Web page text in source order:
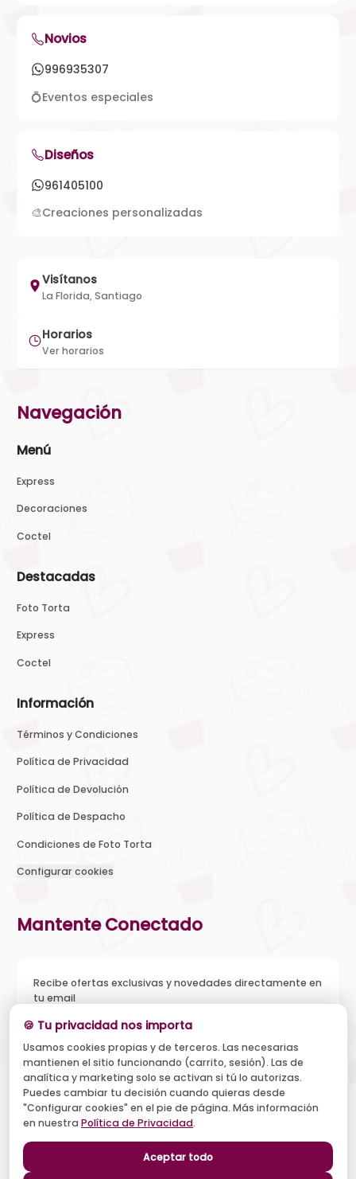
Novios
996935307
💍Eventos especiales
Diseños
961405100
🎨Creaciones personalizadas
Visítanos
La Florida, Santiago
Horarios
Ver horarios
Navegación
Menú
Express
Decoraciones
Coctel
Destacadas
Foto Torta
Express
Coctel
Información
Términos y Condiciones
Política de Privacidad
Política de Devolución
Política de Despacho
Condiciones de Foto Torta
Configurar cookies
Mantente Conectado
Recibe ofertas exclusivas y novedades directamente en
tu email
Acepto recibir novedades y ofertas, y el tratamiento de mi
email según la Política de Privacidad . Puedo darme de baja
cuando quiera.
Suscribirse
🍪 Tu privacidad nos importa
Usamos cookies propias y de terceros. Las necesarias
mantienen el sitio funcionando (carrito, sesión). Las de
analítica y marketing solo se activan si tú lo autorizas.
Puedes cambiar tu decisión cuando quieras desde
"Configurar cookies" en el pie de página. Más información
en nuestra Política de Privacidad.
Aceptar todo